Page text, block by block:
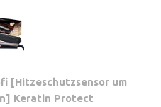
[Hitzeschutzsensor um
Keratin Protect